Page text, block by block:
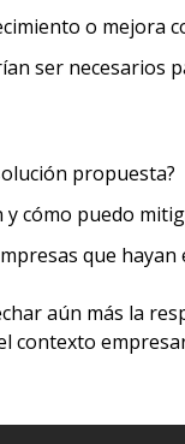
o mejora
ser necesarios
propuesta?
cómo puedo
que
aún más la
contexto